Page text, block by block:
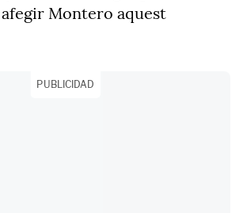
afegir Montero aquest
PUBLICIDAD